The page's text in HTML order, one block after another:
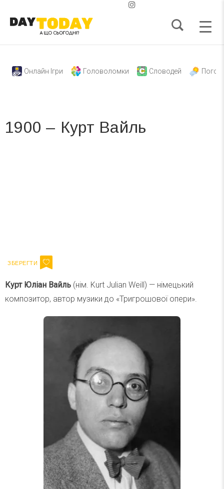
Онлайн Ігри Головоломки Словодей
1900 – Курт Вайль
Курт Юліан Вайль (нім. Kurt Julian Weill) — німецький
композитор, автор музики до «Тригрошової опери».